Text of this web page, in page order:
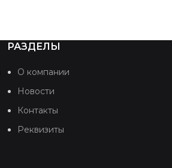
РАЗДЕЛЫ
О компании
Новости
Контакты
Реквизиты